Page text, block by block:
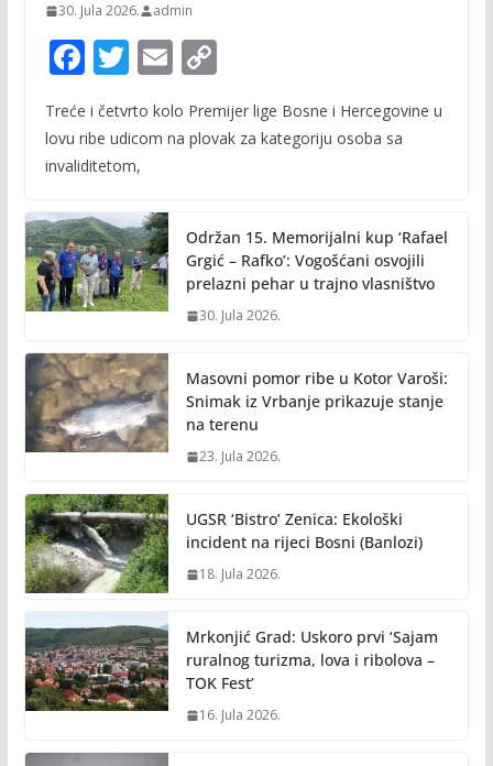
30. Jula 2026. admin
F
ac
e
b
o
k
T
w
itt
er
E
m
ai
C
p
n
k
Treće i četvrto kolo Premijer lige Bosne i Hercegovine u
lovu ribe udicom na plovak za kategoriju osoba sa
invaliditetom,
Održan 15. Memorijalni kup ‘Rafael
Grgić – Rafko’: Vogošćani osvojili
prelazni pehar u trajno vlasništvo
30. Jula 2026.
Masovni pomor ribe u Kotor Varoši:
Snimak iz Vrbanje prikazuje stanje
na terenu
23. Jula 2026.
UGSR ‘Bistro’ Zenica: Ekološki
incident na rijeci Bosni (Banlozi)
18. Jula 2026.
Mrkonjić Grad: Uskoro prvi ‘Sajam
ruralnog turizma, lova i ribolova –
TOK Fest’
16. Jula 2026.